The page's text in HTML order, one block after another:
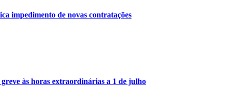
impedimento de novas contratações
às horas extraordinárias a 1 de julho